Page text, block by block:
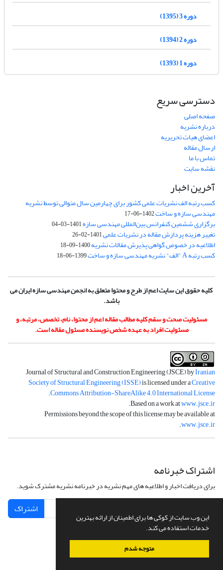
این وب سایت از کوکی ها برای اطمینان از ارائه بهترین
خدمات استفاده می کند.
متوجه شدم
دوره 3 (1395)
دوره 2 (1394)
دوره 1 (1393)
دسترسی سریع
صفحه اصلی
درباره نشریه
اعضای هیات تحریریه
ارسال مقاله
تماس با ما
نقشه سایت
آخرین اخبار
کسب رتبه الف نشریات علمی کشور برای چهارمین سال متوالی توسط نشریه
مهندسی سازه و ساخت1402-06-17
برگزاری ششمین کنفرانس بین‌المللی مهندسی سازه1401-03-04
تغییر هزینه پردازش مقاله در نشریات علمی1401-02-26
اطلاعیه در خصوص گواهی پذیرش مقالات نشریه1400-09-18
کسب رتبه A "الف" نشریه مهندسی سازه و ساخت 1399-06-18
کلیه حقوق این سایت اعم از طرح و محتوا متعلق به انجمن مهندسی سازه ایران می
باشد.
مسئولیت صحت و سقم کلیه مطالب مقاله اعم از محتوا، نام، تخصص، مرتبه، و
مسئولیت افراد به عهده شخص نویسنده مسئول مقاله است.
Journal of Structural and Construction Engineering (JSCE) byIranian
Society of Structural Engineering (ISSE)is licensed under aCreative
Commons Attribution-ShareAlike 4.0 International License
.
Based on a work atwww.jsce.ir
.
Permissions beyond the scope of this license may be available at
www.jsce.ir
.
اشتراک خبرنامه
برای دریافت اخبار و اطلاعیه های مهم نشریه در خبرنامه نشریه مشترک شوید.
اشتراک
سامانه مدیریت نشریات علمی.طراحی و پیاده سازی ازسیناوب